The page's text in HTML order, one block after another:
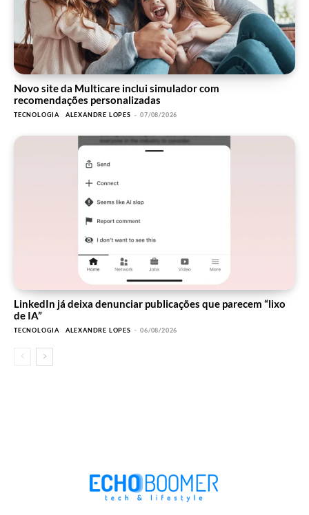
Novo site da Multicare inclui simulador com
recomendações personalizadas
TECNOLOGIA ALEXANDRE LOPES - 07/08/2026
LinkedIn já deixa denunciar publicações que parecem “lixo
de IA”
TECNOLOGIA ALEXANDRE LOPES - 06/08/2026